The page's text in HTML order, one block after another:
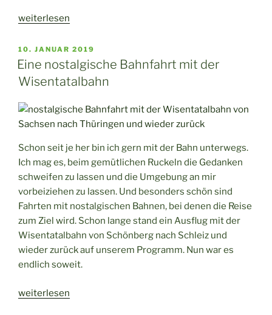
„Ausflug
Winter
nach
Schöneck“
weiterlesen
VERÖFFENTLICHT
AM
10. JANUAR 2019
Eine nostalgische Bahnfahrt mit der
Wisentatalbahn
Schon seit je her bin ich gern mit der Bahn unterwegs.
Ich mag es, beim gemütlichen Ruckeln die Gedanken
schweifen zu lassen und die Umgebung an mir
vorbeiziehen zu lassen. Und besonders schön sind
Fahrten mit nostalgischen Bahnen, bei denen die Reise
zum Ziel wird. Schon lange stand ein Ausflug mit der
Wisentatalbahn von Schönberg nach Schleiz und
wieder zurück auf unserem Programm. Nun war es
endlich soweit.
„Eine
weiterlesen